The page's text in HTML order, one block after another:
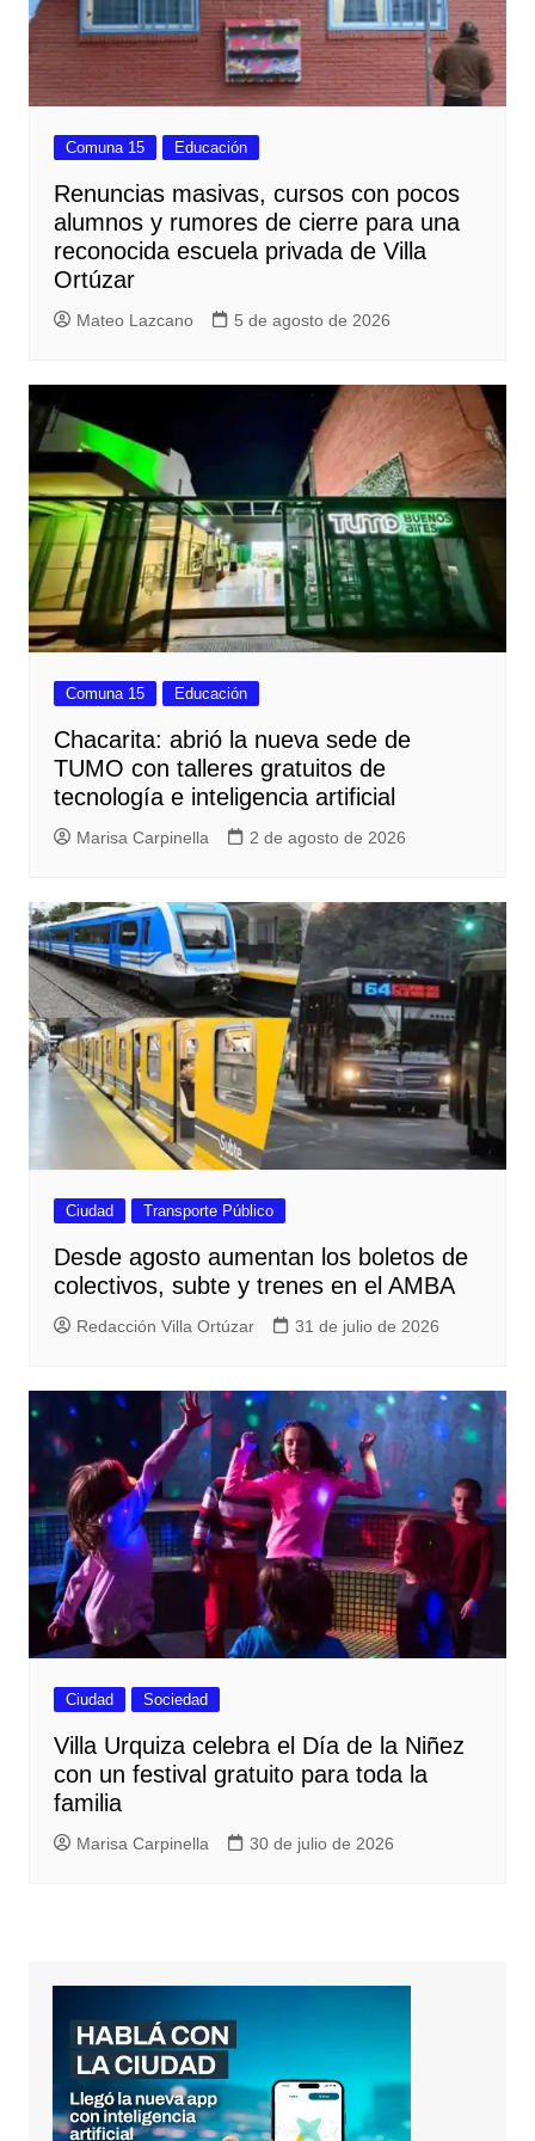
Comuna 15 Educación
Renuncias masivas, cursos con pocos
alumnos y rumores de cierre para una
reconocida escuela privada de Villa
Ortúzar
Mateo Lazcano 5 de agosto de 2026
Comuna 15 Educación
Chacarita: abrió la nueva sede de
TUMO con talleres gratuitos de
tecnología e inteligencia artificial
Marisa Carpinella 2 de agosto de 2026
Ciudad Transporte Público
Desde agosto aumentan los boletos de
colectivos, subte y trenes en el AMBA
Redacción Villa Ortúzar 31 de julio de 2026
Ciudad Sociedad
Villa Urquiza celebra el Día de la Niñez
con un festival gratuito para toda la
familia
Marisa Carpinella 30 de julio de 2026